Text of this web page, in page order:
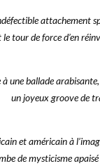
attachement
tour de force d’en
une ballade
un joyeux groove de
et américain à
de mysticisme